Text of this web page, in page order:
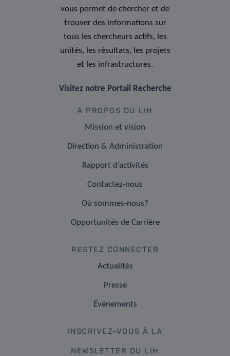
vous permet de chercher et de
trouver des informations sur
tous les chercheurs actifs, les
unités, les résultats, les projets
et les infrastructures.
Visitez notre Portail Recherche
A PROPOS DU LIH
Mission et vision
Direction & Administration
Rapport d’activités
Contactez-nous
Où sommes-nous?
Opportunités de Carrière
RESTEZ CONNECTER
Actualités
Presse
Événements
INSCRIVEZ-VOUS À LA
NEWSLETTER DU LIH